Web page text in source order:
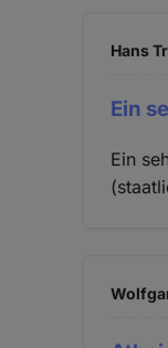
Hans
Ein
Ein